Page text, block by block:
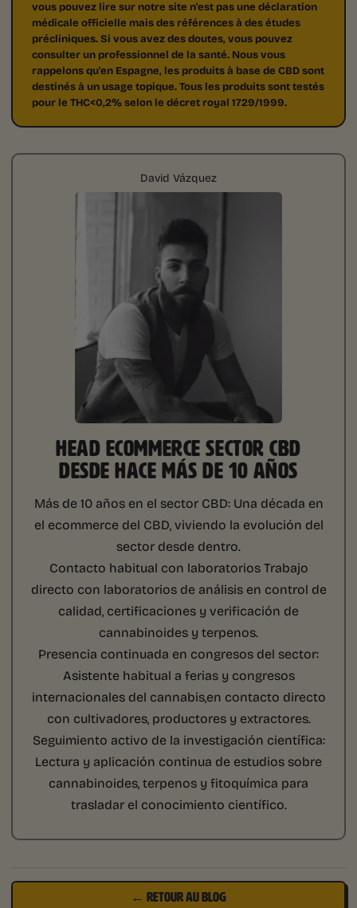
vous pouvez lire sur notre site n'est pas une déclaration
médicale officielle mais des références à des études
précliniques. Si vous avez des doutes, vous pouvez
consulter un professionnel de la santé. Nous vous
rappelons qu'en Espagne, les produits à base de CBD sont
destinés à un usage topique. Tous les produits sont testés
pour le THC<0,2% selon le décret royal 1729/1999.
David Vázquez
HEAD ECOMMERCE SECTOR CBD
DESDE HACE MÁS DE 10 AÑOS
Más de 10 años en el sector CBD:Una década en
el ecommerce del CBD, viviendo la evolución del
sector desde dentro.
Contacto habitual con laboratoriosTrabajo
directo con laboratorios de análisis en control de
calidad, certificaciones y verificación de
cannabinoides y terpenos.
Presencia continuada en congresos del sector:
Asistente habitual a ferias y congresos
internacionales del cannabis,en contacto directo
con cultivadores, productores y extractores.
Seguimiento activo de la investigación científica:
Lectura y aplicación continua de estudios sobre
cannabinoides, terpenos y fitoquímica para
trasladar el conocimiento científico.
← RETOUR AU BLOG